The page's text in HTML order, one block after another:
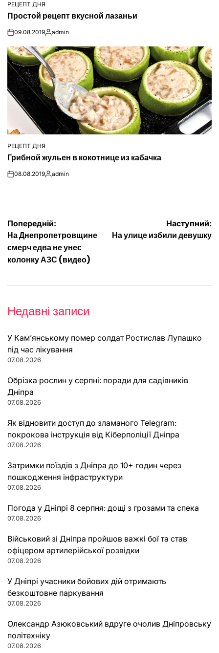
ОПУБЛІКУВАТИ
РЕЦЕПТ ДНЯ
Простой рецепт вкусной лазаньи
on09.08.2019Опубліковано
admin
ОПУБЛІКУВАТИ
РЕЦЕПТ ДНЯ
Грибной жульен в кокотнице из кабачка
on08.08.2019Опубліковано
admin
Навігація
записів
Попередній:
На Днепропетровщине
смерч едва не унес
колонку АЗС (видео)
Наступний:
На улице избили девушку
Недавні записи
У Кам’янському помер солдат Ростислав Лупашко
під час лікування
07.08.2026
Обрізка рослин у серпні: поради для садівників
Дніпра
07.08.2026
Як відновити доступ до зламаного Telegram:
покрокова інструкція від Кіберполіції Дніпра
07.08.2026
Затримки поїздів з Дніпра до 10+ годин через
пошкодження інфраструктури
07.08.2026
Погода у Дніпрі 8 серпня: дощі з грозами та спека
07.08.2026
Військовий зі Дніпра пройшов важкі бої та став
офіцером артилерійської розвідки
07.08.2026
У Дніпрі учасники бойових дій отримають
безкоштовне паркування
07.08.2026
Олександр Азюковський вдруге очолив Дніпровську
політехніку
07.08.2026